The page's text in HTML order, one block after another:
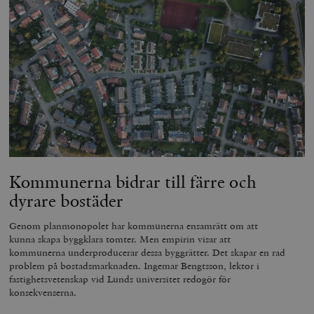
Kommunerna bidrar till färre och
dyrare bostäder
Genom planmonopolet har kommunerna ensamrätt om att
kunna skapa byggklara tomter. Men empirin visar att
kommunerna underproducerar dessa byggrätter. Det skapar en rad
problem på bostadsmarknaden. Ingemar Bengtsson, lektor i
fastighetsvetenskap vid Lunds universitet redogör för
konsekvenserna.
woocommerce_cart_hash
Automattic
Inc.
timbro.se
_hjFirstSeen
Hotjar Ltd
.timbro.se
timbro.se
wp_woocommerce_session_[abcdef0123456789]